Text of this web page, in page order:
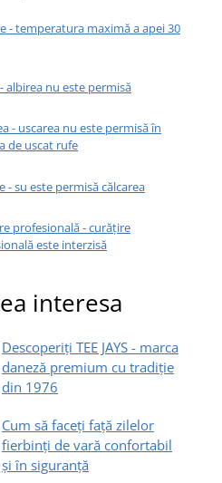
- temperatura maximă a apei 30
albirea nu este permisă
- uscarea nu este permisă în
de uscat rufe
- su este permisă călcarea
profesională - curățire
este interzisă
interesa
Descoperiți TEE JAYS - marca
daneză premium cu tradiție
din 1976
Cum să faceți față zilelor
fierbinți de vară confortabil
și în siguranță